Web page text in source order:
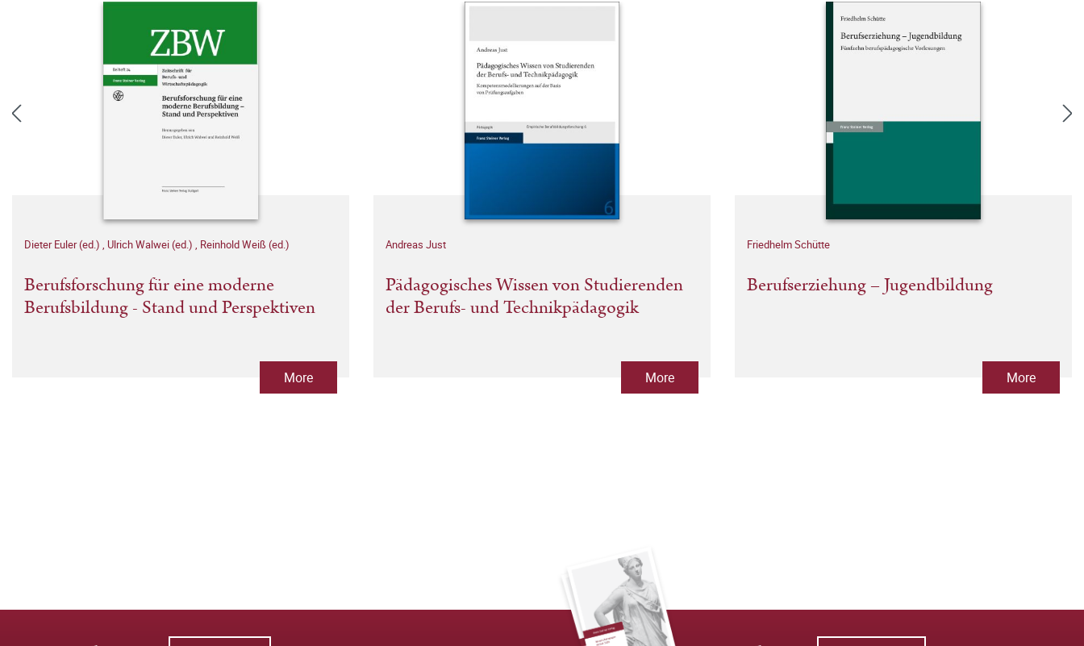
Dieter Euler (ed.) Ulrich Walwei (ed.) Reinhold Weiß (ed.)
Berufsforschung für eine moderne
Berufsbildung - Stand und Perspektiven
More
Andreas Just
Pädagogisches Wissen von Studierenden
der Berufs- und Technikpädagogik
More
Friedhelm Schütte
Berufserziehung – Jugendbildung
More